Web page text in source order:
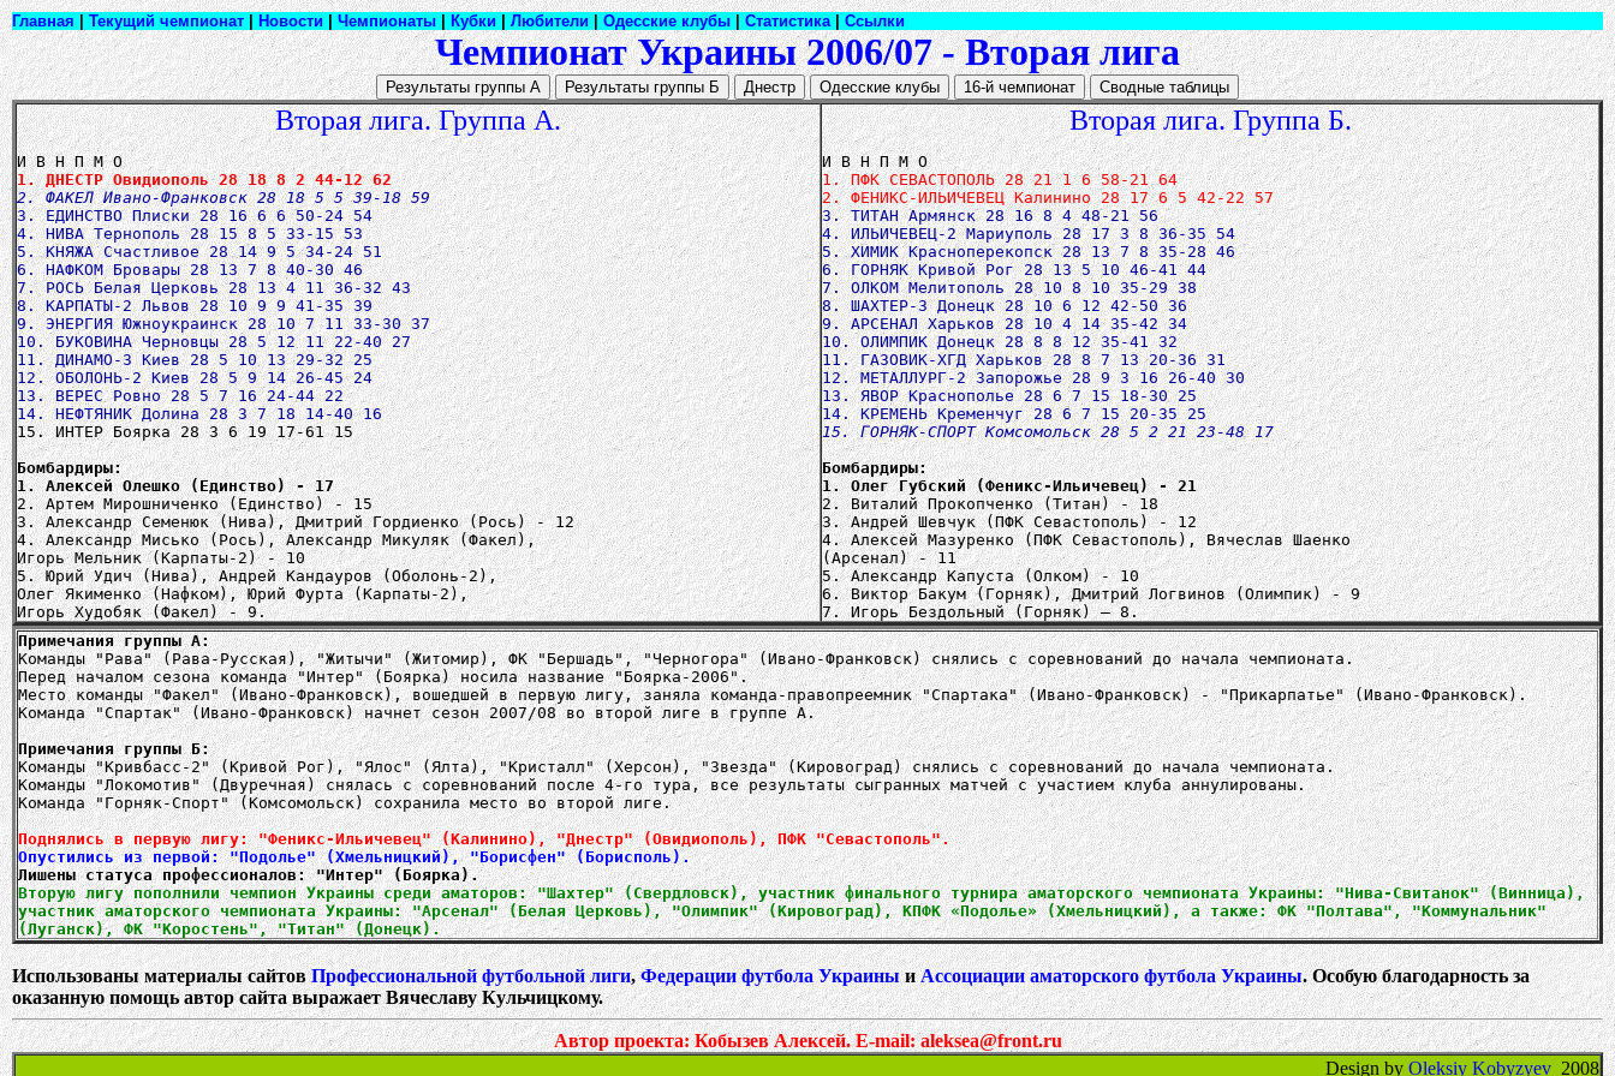
Главная Текущий чемпионат Новости Чемпионаты Кубки Любители Одесские клубы Статистика| Ссылки
Чемпионат Украины 2006/07 - Вторая лига
Вторая лига. Группа А.
1. ДНЕСТР Овидиополь 28 18 8 2 44-12 62
2. ФАКЕЛ Ивано-Франковск 28 18 5 5 39-18 59
3. ЕДИНСТВО Плиски 28 16 6 6 50-24 54
4. НИВА Тернополь 28 15 8 5 33-15 53
5. КНЯЖА Счастливое 28 14 9 5 34-24 51
6. НАФКОМ Бровары 28 13 7 8 40-30 46
7. РОСЬ Белая Церковь 28 13 4 11 36-32 43
8. КАРПАТЫ-2 Львов 28 10 9 9 41-35 39
9. ЭНЕРГИЯ Южноукраинск 28 10 7 11 33-30 37
10. БУКОВИНА Черновцы 28 5 12 11 22-40 27
11. ДИНАМО-3 Киев 28 5 10 13 29-32 25
12. ОБОЛОНЬ-2 Киев 28 5 9 14 26-45 24
13. ВЕРЕС Ровно 28 5 7 16 24-44 22
14. НЕФТЯНИК Долина 28 3 7 18 14-40 16
15. ИНТЕР Боярка 28 3 6 19 17-61 15
Бомбардиры:
1. Алексей Олешко (Единство) - 17
2. Артем Мирошниченко (Единство) - 15
3. Александр Семенюк (Нива), Дмитрий Гордиенко (Рось) - 12
4. Александр Мисько (Рось), Александр Микуляк (Факел),
Игорь Мельник (Карпаты-2) - 10
5. Юрий Удич (Нива), Андрей Кандауров (Оболонь-2),
Олег Якименко (Нафком), Юрий Фурта (Карпаты-2),
Игорь Худобяк (Факел) - 9.
Вторая лига. Группа Б.
1. ПФК СЕВАСТОПОЛЬ 28 21 1 6 58-21 64
2. ФЕНИКС-ИЛЬИЧЕВЕЦ Калинино 28 17 6 5 42-22 57
3. ТИТАН Армянск 28 16 8 4 48-21 56
4. ИЛЬИЧЕВЕЦ-2 Мариуполь 28 17 3 8 36-35 54
5. ХИМИК Красноперекопск 28 13 7 8 35-28 46
6. ГОРНЯК Кривой Рог 28 13 5 10 46-41 44
7. ОЛКОМ Мелитополь 28 10 8 10 35-29 38
8. ШАХТЕР-3 Донецк 28 10 6 12 42-50 36
9. АРСЕНАЛ Харьков 28 10 4 14 35-42 34
10. ОЛИМПИК Донецк 28 8 8 12 35-41 32
11. ГАЗОВИК-ХГД Харьков 28 8 7 13 20-36 31
12. МЕТАЛЛУРГ-2 Запорожье 28 9 3 16 26-40 30
13. ЯВОР Краснополье 28 6 7 15 18-30 25
15. ГОРНЯК-CПОРТ Комсомольск 28 5 2 21 23-48 17
Бомбардиры:
1. Олег Губский (Феникс-Ильичевец) - 21
2. Виталий Прокопченко (Титан) - 18
3. Андрей Шевчук (ПФК Севастополь) - 12
4. Алексей Мазуренко (ПФК Севастополь), Вячеслав Шаенко
(Арсенал) - 11
5. Александр Капуста (Олком) - 10
6. Виктор Бакум (Горняк), Дмитрий Логвинов (Олимпик) - 9
7. Игорь Бездольный (Горняк) – 8.
Примечания группы А:
Команды "Рава" (Рава-Русская), "Житычи" (Житомир), ФК "Бершадь", "Черногора" (Ивано-Франковск) снялись с соревнований до начала чемпионата.
Перед началом сезона команда "Интер" (Боярка) носила название "Боярка-2006".
Место команды "Факел" (Ивано-Франковск), вошедшей в первую лигу, заняла команда-правопреемник "Спартака" (Ивано-Франковск) - "Прикарпатье" (Ивано-Франковск).
Команда "Спартак" (Ивано-Франковск) начнет сезон 2007/08 во второй лиге в группе А.
Примечания группы Б:
Команды "Кривбасс-2" (Кривой Рог), "Ялос" (Ялта), "Кристалл" (Херсон), "Звезда" (Кировоград) снялись с соревнований до начала чемпионата.
Команды "Локомотив" (Двуречная) снялась с соревнований после 4-го тура, все результаты сыгранных матчей с участием клуба аннулированы.
Команда "Горняк-Спорт" (Комсомольск) сохранила место во второй лиге.
Поднялись в первую лигу: "Феникс-Ильичевец" (Калинино), "Днестр" (Овидиополь), ПФК "Севастополь".
Опустились из первой: "Подолье" (Хмельницкий), "Борисфен" (Борисполь).
Вторую лигу пополнили чемпион Украины среди аматоров: "Шахтер" (Свердловск), участник финального турнира аматорского чемпионата Украины: "Нива-Свитанок" (Винница),
участник аматорского чемпионата Украины: "Арсенал" (Белая Церковь), "Олимпик" (Кировоград), КПФК «Подолье» (Хмельницкий), а также: ФК "Полтава", "Коммунальник"
(Луганск), ФК "Коростень", "Титан" (Донецк).
Использованы материалы сайтовПрофессиональной футбольной лиги,Федерации футбола УкраиныиАссоциации аматорского футбола Украины. Особую благодарность за
оказанную помощь автор сайта выражает Вячеславу Кульчицкому.
Автор проекта: Кобызев Алексей.E-mail: aleksea@front.ru
Design by Oleksiy Kobyzyev 2008